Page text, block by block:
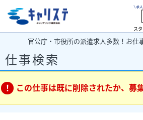
ス
官公庁・市役所の派遣求人多数！お仕
仕事検索
この仕事は既に削除されたか、募